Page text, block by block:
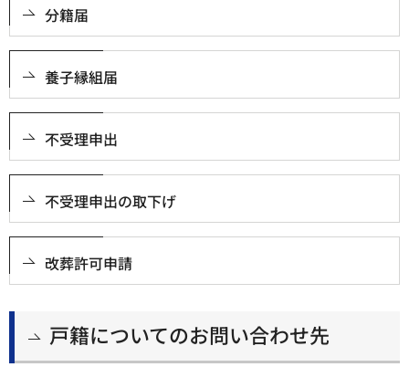
分籍届
養子縁組届
不受理申出
不受理申出の取下げ
改葬許可申請
戸籍についてのお問い合わせ先